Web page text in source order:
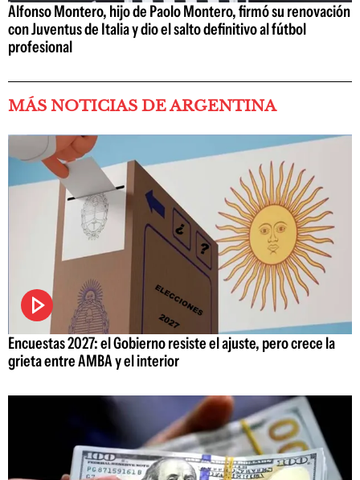
Alfonso Montero, hijo de Paolo Montero, firmó su renovación
con Juventus de Italia y dio el salto definitivo al fútbol
profesional
MÁS NOTICIAS DE ARGENTINA
Encuestas 2027: el Gobierno resiste el ajuste, pero crece la
grieta entre AMBA y el interior